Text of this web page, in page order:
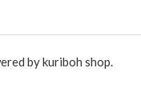
by kuriboh shop.